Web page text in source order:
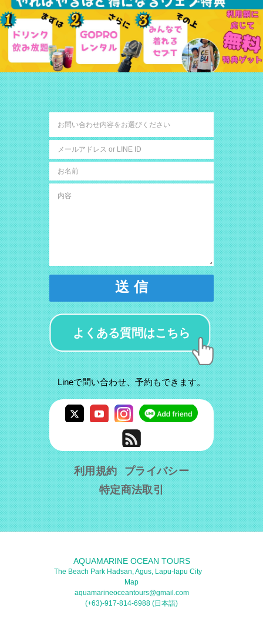
送 信
よくある質問はこちら
Lineで問い合わせ、予約もできます。
利用規約
プライバシー
特定商法取引
AQUAMARINE OCEAN TOURS
The Beach Park Hadsan, Agus, Lapu-lapu City
Map
aquamarineoceantours@gmail.com
(+63)-917-814-6988 (日本語)